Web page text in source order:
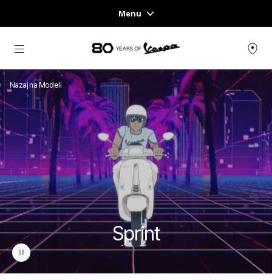
Menu
Home
VESPA SIGNATURE
VESPA ESSENTIALS
VESPA EXPERIENCES
VESPA THE EMPTY SPACE
Pojdi na glavno vsebino
Nazaj na Modeli
pause
Sprint